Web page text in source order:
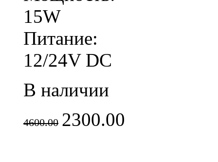
15W
Питание:
12/24V DC
В наличии
4600.00 2300.00